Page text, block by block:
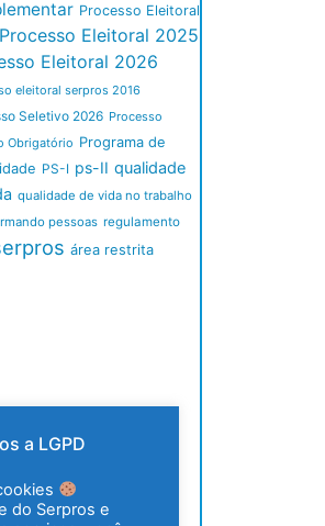
Processo Eleitoral
Processo Eleitoral 2025
Eleitoral 2026
eleitoral serpros 2016
Seletivo 2026 Processo
Obrigatório Programa de
PS-I ps-II qualidade
qualidade de vida no trabalho
pessoas regulamento
área restrita
a LGPD
do Serpros e